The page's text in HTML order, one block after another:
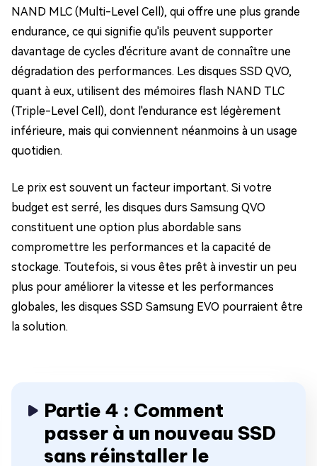
NAND MLC (Multi-Level Cell), qui offre une plus grande
endurance, ce qui signifie qu'ils peuvent supporter
davantage de cycles d'écriture avant de connaître une
dégradation des performances. Les disques SSD QVO,
quant à eux, utilisent des mémoires flash NAND TLC
(Triple-Level Cell), dont l'endurance est légèrement
inférieure, mais qui conviennent néanmoins à un usage
quotidien.
Le prix est souvent un facteur important. Si votre
budget est serré, les disques durs Samsung QVO
constituent une option plus abordable sans
compromettre les performances et la capacité de
stockage. Toutefois, si vous êtes prêt à investir un peu
plus pour améliorer la vitesse et les performances
globales, les disques SSD Samsung EVO pourraient être
la solution.
Partie 4 : Comment
passer à un nouveau SSD
sans réinstaller le